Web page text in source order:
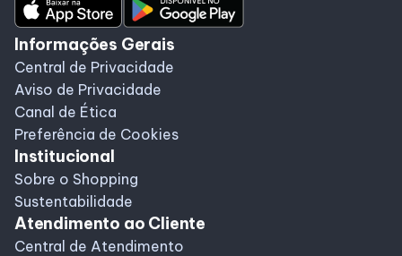
Informações Gerais
Central de Privacidade
Aviso de Privacidade
Canal de Ética
Preferência de Cookies
Institucional
Sobre o Shopping
Sustentabilidade
Atendimento ao Cliente
Central de Atendimento